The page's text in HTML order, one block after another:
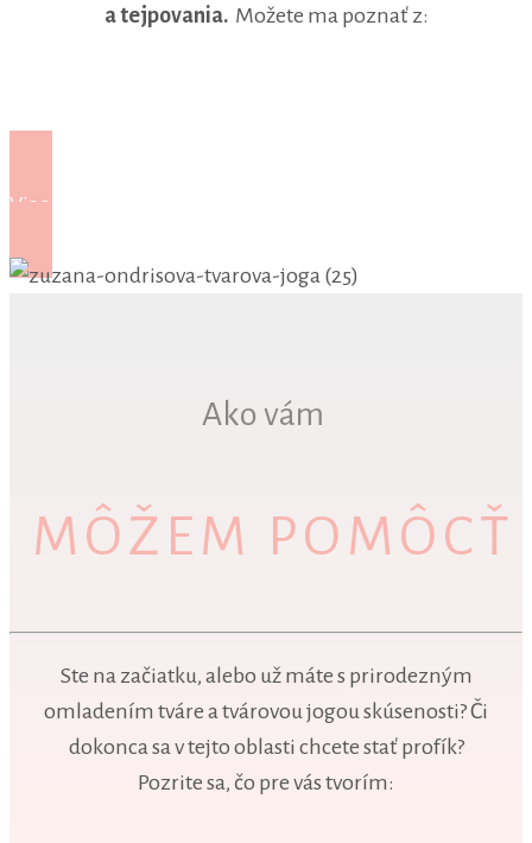
a tejpovania.Možete ma poznať z:
Viac o mne
Ako vám
MÔŽEM POMÔCŤ
Ste na začiatku, alebo už máte s prirodezným
omladením tváre a tvárovou jogou skúsenosti? Či
dokonca sa v tejto oblasti chcete stať profík?
Pozrite sa, čo pre vás tvorím: